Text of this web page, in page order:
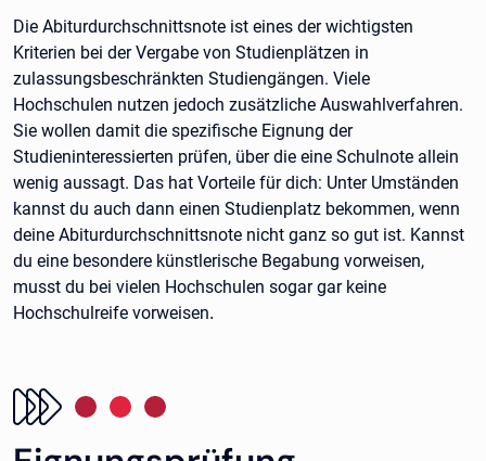
Die Abiturdurchschnittsnote ist eines der wichtigsten
Kriterien bei der Vergabe von Studienplätzen in
zulassungsbeschränkten Studiengängen. Viele
Hochschulen nutzen jedoch zusätzliche Auswahlverfahren.
Sie wollen damit die spezifische Eignung der
Studieninteressierten prüfen, über die eine Schulnote allein
wenig aussagt. Das hat Vorteile für dich: Unter Umständen
kannst du auch dann einen Studienplatz bekommen, wenn
deine Abiturdurchschnittsnote nicht ganz so gut ist. Kannst
du eine besondere künstlerische Begabung vorweisen,
musst du bei vielen Hochschulen sogar gar keine
Hochschulreife vorweisen.